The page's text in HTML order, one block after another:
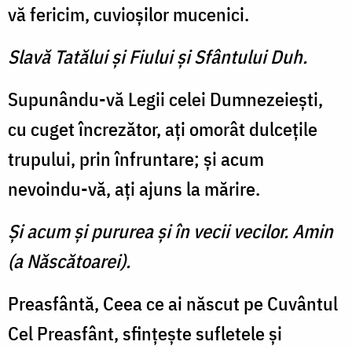
vă fericim, cuvioşilor mucenici.
Slavă Tatălui şi Fiului şi Sfântului Duh.
Supunându-vă Legii celei Dumnezeieşti,
cu cuget încrezător, aţi omorât dulceţile
trupului, prin înfruntare; şi acum
nevoindu-vă, aţi ajuns la mărire.
Şi acum şi pururea şi în vecii vecilor. Amin
(a Născătoarei).
Preasfântă, Ceea ce ai născut pe Cuvântul
Cel Preasfânt, sfinţeşte sufletele şi